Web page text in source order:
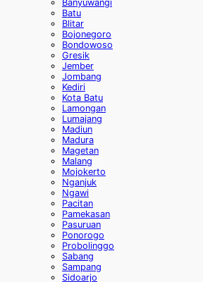
Banyuwangi
Batu
Blitar
Bojonegoro
Bondowoso
Gresik
Jember
Jombang
Kediri
Kota Batu
Lamongan
Lumajang
Madiun
Madura
Magetan
Malang
Mojokerto
Nganjuk
Ngawi
Pacitan
Pamekasan
Pasuruan
Ponorogo
Probolinggo
Sabang
Sampang
Sidoarjo